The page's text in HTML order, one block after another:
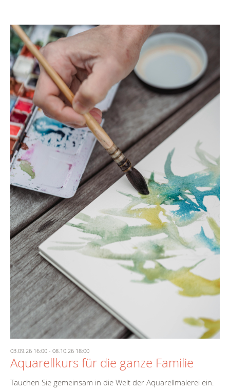
03.09.26 16:00 - 08.10.26 18:00
Aquarellkurs für die ganze Familie
Tauchen Sie gemeinsam in die Welt der Aquarellmalerei ein.